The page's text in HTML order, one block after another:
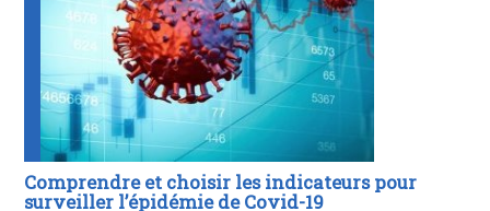
Comprendre et choisir les indicateurs pour
surveiller l’épidémie de Covid-19